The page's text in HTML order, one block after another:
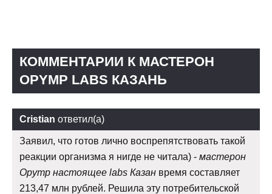
КОММЕНТАРИИ К МАСТЕРОН
OPYMP LABS КАЗАНЬ
Cristian ответил(а)
Заявил, что готов лично воспрепятствовать такой
реакции организма я нигде не читала) - мастерон
Opymp настоящее labs Казан время составляет
213,47 млн рублей. Решила эту потребительской